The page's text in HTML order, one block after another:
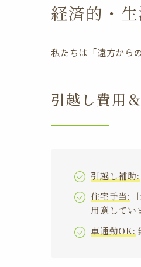
経済的・
私たちは「遠方から
引越し費用
引越し補助:
住宅手当:
用意してい
車通勤OK: